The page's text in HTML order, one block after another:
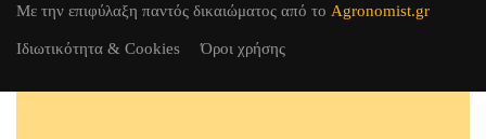
Με την επιφύλαξη παντός δικαιώματος από το Agronomist.gr
Ιδιωτικότητα & Cookies Όροι χρήσης